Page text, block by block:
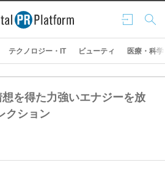
ログ
イン
検索
テクノロジー・IT ビューティ 医療・科学
を得た力強いエナジーを放
クション